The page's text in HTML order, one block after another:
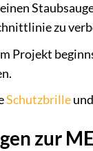
zu
Projekt
Schutzbrille
zur